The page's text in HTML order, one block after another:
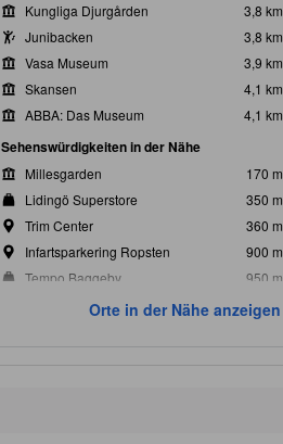
Kungliga Djurgården
3,8 km
Junibacken
3,8 km
Vasa Museum
3,9 km
Skansen
4,1 km
ABBA: Das Museum
4,1 km
Sehenswürdigkeiten in der Nähe
Millesgarden
170 m
Lidingö Superstore
350 m
Trim Center
360 m
Infartsparkering Ropsten
900 m
Tempo Baggeby
950 m
Orte in der Nähe anzeigen